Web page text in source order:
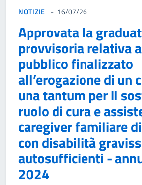
NOTIZIE 16/07/26
Approvata la
provvisoria relativa
pubblico finalizzato
all’erogazione di un
una tantum per il
ruolo di cura e
caregiver familiare
con disabilità
autosufficienti -
2024